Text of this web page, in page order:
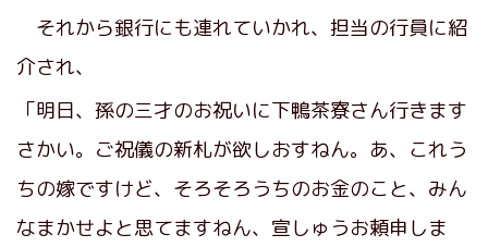
それから銀行にも連れていかれ、担当の行員に紹
介され、
「明日、孫の三才のお祝いに下鴨茶寮さん行きます
さかい。ご祝儀の新札が欲しおすねん。あ、これう
ちの嫁ですけど、そろそろうちのお金のこと、みん
なまかせよと思てますねん、宣しゅうお頼申しま